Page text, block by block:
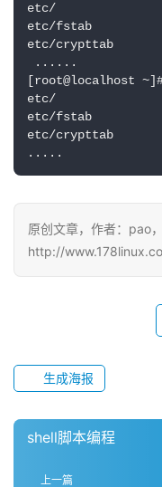
etc/
etc/fstab
etc/crypttab
......
[root@localhost
etc/
etc/fstab
etc/crypttab
.....
原创文章，作者：pao
http://
生成海报
shell脚本编程
上一篇